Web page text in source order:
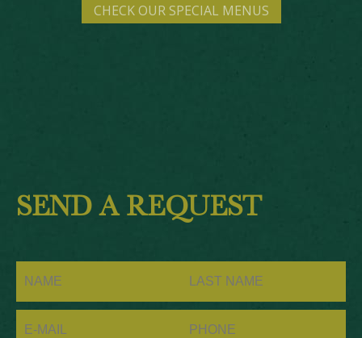
CHECK OUR SPECIAL MENUS
SEND A REQUEST